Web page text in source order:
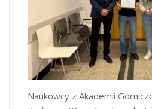
Naukowcy z Akademii